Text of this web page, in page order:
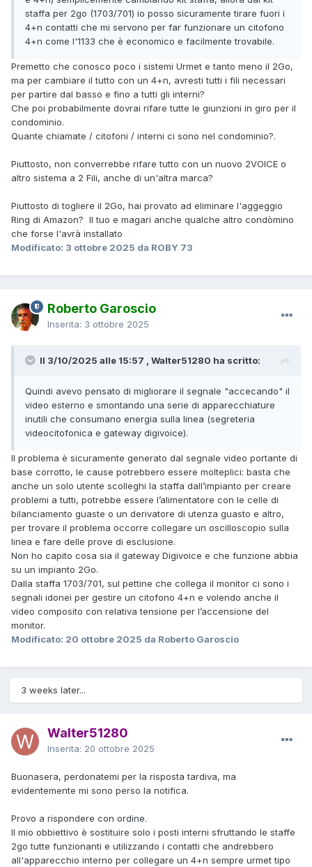
staffa per 2go (1703/701) io posso sicuramente tirare fuori i
4+n contatti che mi servono per far funzionare un citofono
4+n come l'1133 che è economico e facilmente trovabile.
Premetto che conosco poco i sistemi Urmet e tanto meno il 2Go,
ma per cambiare il tutto con un 4+n, avresti tutti i fili necessari
per partire dal basso e fino a tutti gli interni?
Che poi probabilmente dovrai rifare tutte le giunzioni in giro per il
condominio.
Quante chiamate / citofoni / interni ci sono nel condominio?.
Piuttosto, non converrebbe rifare tutto con un nuovo 2VOICE o
altro sistema a 2 Fili, anche di un'altra marca?
Piuttosto di togliere il 2Go, hai provato ad eliminare l'aggeggio
Ring di Amazon? Il tuo e magari anche qualche altro condòmino
che forse l'avrà installato
Modificato: 3 ottobre 2025 da ROBY 73
Roberto Garoscio
Inserita: 3 ottobre 2025
Il 3/10/2025 alle 15:57 , Walter51280 ha scritto:
Quindi avevo pensato di migliorare il segnale "accecando" il
video esterno e smontando una serie di apparecchiature
inutili che consumano energia sulla linea (segreteria
videocitofonica e gateway digivoice).
Il problema è sicuramente generato dal segnale video portante di
base corrotto, le cause potrebbero essere molteplici: basta che
anche un solo utente scolleghi la staffa dall’impianto per creare
problemi a tutti, potrebbe essere l’alimentatore con le celle di
bilanciamento guaste o un derivatore di utenza guasto e altro,
per trovare il problema occorre collegare un oscilloscopio sulla
linea e fare delle prove di esclusione.
Non ho capito cosa sia il gateway Digivoice e che funzione abbia
su un impianto 2Go.
Dalla staffa 1703/701, sul pettine che collega il monitor ci sono i
segnali idonei per gestire un citofono 4+n e volendo anche il
video composito con relativa tensione per l’accensione del
monitor.
Modificato: 20 ottobre 2025 da Roberto Garoscio
3 weeks later...
Walter51280
Inserita: 20 ottobre 2025
Buonasera, perdonatemi per la risposta tardiva, ma
evidentemente mi sono perso la notifica.
Provo a rispondere con ordine.
Il mio obbiettivo è sostituire solo i posti interni sfruttando le staffe
2go tutte funzionanti e utilizzando i contatti che andrebbero
all'apparecchio interno per collegare un 4+n sempre urmet tipo